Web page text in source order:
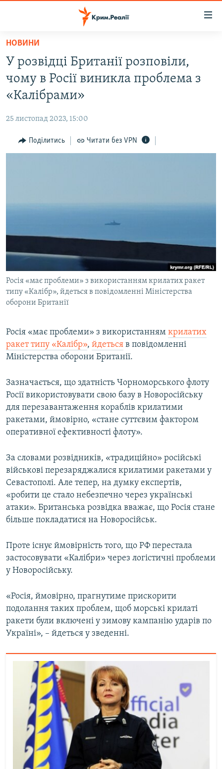
Перейти
основного
матеріалу
Перейти
до
основної
Перейти
до
ВОДА.КРИМ
ВІДЕО ТА ФОТО
БЛОГИ
ПОГЛЯД
УКРАЇНСЬКА ПРОБЛЕМА КРИМУ
ІНФОГРАФІКА
Русский
Qırımtatar
ДОЛУЧАЙСЯ!
Усі сайти RFE/RL
НОВИНИ
У розвідці Британії розповіли,
чому в Росії виникла проблема з
«Калібрами»
25 листопад 2023, 15:00
Поділитись Читати без VPN
Росія «має проблеми» з використанням крилатих ракет
типу «Калібр», йдеться в повідомленні Міністерства
оборони Британії
Росія «має проблеми» з використанням крилатих
ракет типу «Калібр», йдеться в повідомленні
Міністерства оборони Британії.
Зазначається, що здатність Чорноморського флоту
Росії використовувати свою базу в Новоросійську
для перезавантаження кораблів крилатими
ракетами, ймовірно, «стане суттєвим фактором
оперативної ефективності флоту».
За словами розвідників, «традиційно» російські
військові перезаряджалися крилатими ракетами у
Севастополі. Але тепер, на думку експертів,
«робити це стало небезпечно через українські
атаки». Британська розвідка вважає, що Росія стане
більше покладатися на Новоросійськ.
Проте існує ймовірність того, що РФ перестала
застосовувати «Калібри» через логістичні проблеми
у Новоросійську.
«Росія, ймовірно, прагнутиме прискорити
подолання таких проблем, щоб морські крилаті
ракети були включені у зимову кампанію ударів по
Україні», – йдеться у зведенні.